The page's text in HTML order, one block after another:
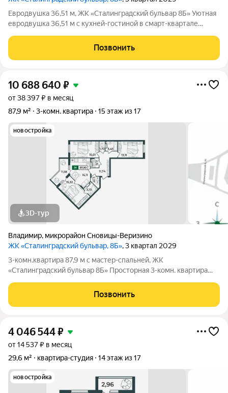
Евродвушка 36,51 м, ЖК «Сталинградский бульвар 8Б» Уютная
евродвушка 36,51 м с кухней-гостиной в смарт-квартале
семьи: удобная планировка, современный дом и развитая
инфраструктура рядом. О
Позвонить
10 688 640 ₽
от 38 397 ₽ в месяц
87,9 м²
3-комн. квартира 15 этаж из 17
новостройка
3D-тур
Владимир, микрорайон Сновицы-Веризино
ЖК «Сталинградский бульвар, 8Б», 3 квартал 2029
3-комн.квартира 87,9 м с мастер-спальней, ЖК
«Сталинградский бульвар 8Б» Просторная 3-комн. квартира
квартале VERIZINO life. Отличный вариант для семьи с детьми:
удобная планировка,
Позвонить
4 046 544₽
от 14 537 ₽ в месяц
29,6 м²
квартира-студия 14 этаж из 17
новостройка